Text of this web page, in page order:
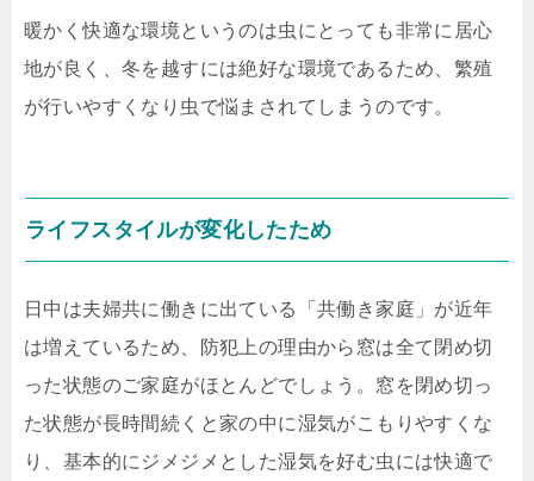
暖かく快適な環境というのは虫にとっても非常に居心
地が良く、冬を越すには絶好な環境であるため、繁殖
が行いやすくなり虫で悩まされてしまうのです。
ライフスタイルが変化したため
日中は夫婦共に働きに出ている「共働き家庭」が近年
は増えているため、防犯上の理由から窓は全て閉め切
った状態のご家庭がほとんどでしょう。窓を閉め切っ
た状態が長時間続くと家の中に湿気がこもりやすくな
り、基本的にジメジメとした湿気を好む虫には快適で